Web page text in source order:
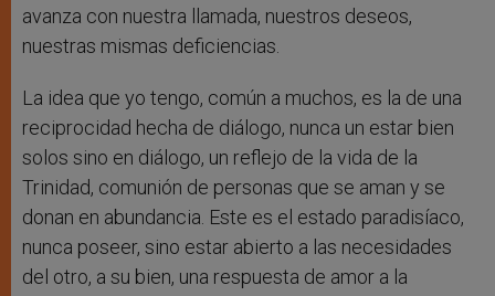
avanza con nuestra llamada, nuestros deseos,
nuestras mismas deficiencias.
La idea que yo tengo, común a muchos, es la de una
reciprocidad hecha de diálogo, nunca un estar bien
solos sino en diálogo, un reflejo de la vida de la
Trinidad, comunión de personas que se aman y se
donan en abundancia. Este es el estado paradisíaco,
nunca poseer, sino estar abierto a las necesidades
del otro, a su bien, una respuesta de amor a la